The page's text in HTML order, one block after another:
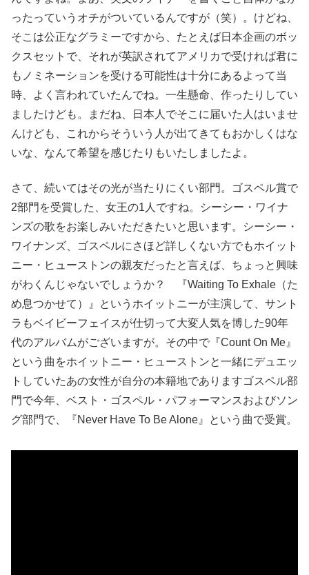
ったっていうオチがついているんですが（笑）。けどね、
そこは公正なグラミーですから、たとえば日本企画のボッ
クスセットで、それが英訳されてアメリカで受ければ君に
もノミネーションを受ける可能性は十分にあるよって当
時、よく言われていたんでね。一生懸命、作ったりしてい
ましたけども。まだね、日本人でそこに届いた人はいませ
んけども、これからそういう人が出てきてもおかしくはな
いな、なんて希望を感じたりもいたしましたよ。
さて、続いてはその光が当たりにくい部門。ゴスペル賞で
2部門を受賞した、女王の1人ですね。シーシー・ワイナ
ンズの歌をお楽しみいただきたいと思います。シーシー・
ワイナンズ、ゴスペルにさほど詳しくない方でもホイット
ニー・ヒューストンの親友だったと言えば、ちょっと興味
がわくんじゃないでしょうか？ 『Waiting To Exhale（た
め息つかせて）』というホイットニーが主演して、サント
ラもベイビーフェイスが仕切って大変人気を博した90年
代のアルバムがございますが。その中で『Count On Me』
という曲をホイットニー・ヒューストンと一緒にデュエッ
トしていたあの女性が自分の本籍地でありますゴスペル部
門で今年、ベスト・ゴスペル・パフォーマンスおよびソン
グ部門で、『Never Have To Be Alone』という曲で受賞。